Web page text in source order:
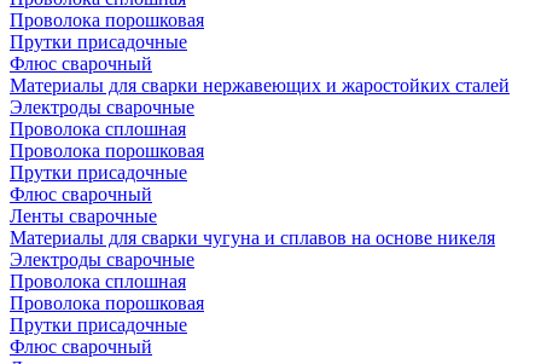
Проволока порошковая
Прутки присадочные
Флюс сварочный
Материалы для сварки нержавеющих и жаростойких сталей
Электроды сварочные
Проволока сплошная
Проволока порошковая
Прутки присадочные
Флюс сварочный
Ленты сварочные
Материалы для сварки чугуна и сплавов на основе никеля
Электроды сварочные
Проволока сплошная
Проволока порошковая
Прутки присадочные
Флюс сварочный